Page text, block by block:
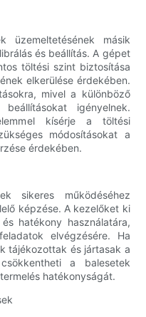
üzemeltetésének másik
és beállítás. A gépet
töltési szint biztosítása
elkerülése érdekében.
mivel a különböző
igényelnek.
kísérje a töltési
módosításokat a
érdekében.
sikeres működéséhez
képzése. A kezelőket ki
hatékony használatára,
elvégzésére. Ha
tájékozottak és jártasak a
a balesetek
hatékonyságát.